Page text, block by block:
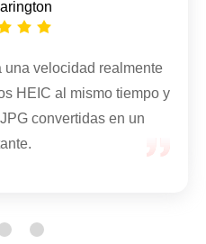
gratuito en línea
mis amigos. No hay
imágenes de salida.
una velocidad realmente
HEIC al mismo tiempo y
convertidas en un
Por lo tanto, siempre
se tomaron esas